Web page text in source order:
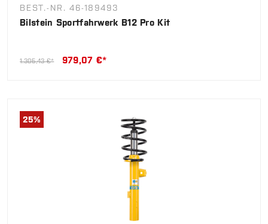
BEST.-NR. 46-189493
Bilstein Sportfahrwerk B12 Pro Kit
1.305,43 €* 979,07 €*
25%